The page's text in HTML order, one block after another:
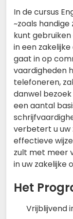
In de cursus
~zoals handige
kunt
in een
gaat in op
vaardigheden
telefoneren,
danwel
een aantal
verbetert u uw
effectieve
zult met meer
in uw zakelijke
Het
Vrijblijvend